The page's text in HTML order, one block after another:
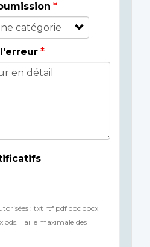
: txt rtf pdf doc docx
Taille maximale des